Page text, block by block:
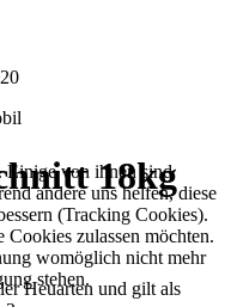
18kg
Heuarten und gilt als
Einige von ihnen sind
andere uns helfen, diese
(Tracking Cookies).
Cookies zulassen möchten.
womöglich nicht mehr
stehen.